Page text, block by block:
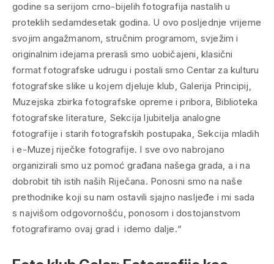
godine sa serijom crno-bijelih fotografija nastalih u
proteklih sedamdesetak godina. U ovo posljednje vrijeme
svojim angažmanom, stručnim programom, svježim i
originalnim idejama prerasli smo uobičajeni, klasični
format fotografske udrugu i postali smo Centar za kulturu
fotografske slike u kojem djeluje klub, Galerija Principij,
Muzejska zbirka fotografske opreme i pribora, Biblioteka
fotografske literature, Sekcija ljubitelja analogne
fotografije i starih fotografskih postupaka, Sekcija mladih
i e-Muzej riječke fotografije. I sve ovo nabrojano
organizirali smo uz pomoć građana našega grada, a i na
dobrobit tih istih naših Riječana. Ponosni smo na naše
prethodnike koji su nam ostavili sjajno nasljeđe i mi sada
s najvišom odgovornošću, ponosom i dostojanstvom
fotografiramo ovaj grad i idemo dalje.“